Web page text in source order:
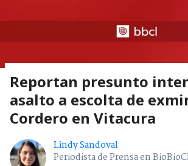
Reportan presunto
asalto a escolta de
Cordero en Vitacura
Lindy Sandoval
Periodista de Prensa en